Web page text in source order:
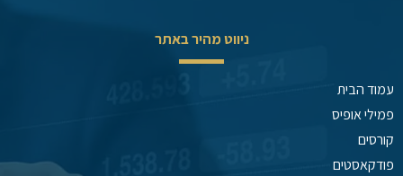
ניווט מהיר באתר
עמוד הבית
פמילי אופיס
קורסים
פודקאסטים